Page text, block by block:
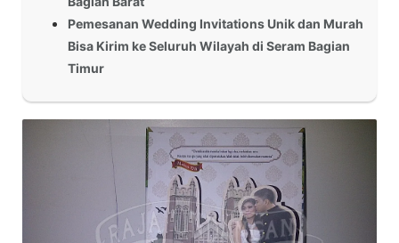
Pemesanan Wedding Invitations Unik dan Murah
Bisa Kirim ke Seluruh Wilayah di Seram Bagian
Timur